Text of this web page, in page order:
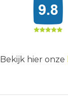
Bekijk hier onze